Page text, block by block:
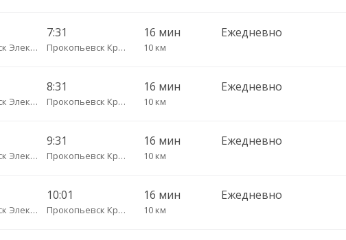
Прокопьевск Электропром
7:31
Прокопьевск Красный Углекоп
16 мин
10 км
Ежедневно
Прокопьевск Электропром
8:31
Прокопьевск Красный Углекоп
16 мин
10 км
Ежедневно
Прокопьевск Электропром
9:31
Прокопьевск Красный Углекоп
16 мин
10 км
Ежедневно
Прокопьевск Электропром
10:01
Прокопьевск Красный Углекоп
16 мин
10 км
Ежедневно